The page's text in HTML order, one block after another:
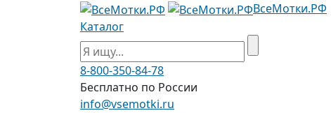
ВсеМотки.РФ
Каталог
8-800-350-84-78
Бесплатно по России
info@vsemotki.ru